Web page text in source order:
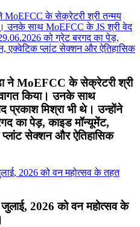
ने MoEFCC के सेक्रेटरी श्री
किया। उनके साथ
मिश्रा भी थे। उन्होंने
का पेड़, काइड मॉन्यूमेंट,
सेक्शन और ऐतिहासिक
जुलाई, 2026 को वन महोत्सव के